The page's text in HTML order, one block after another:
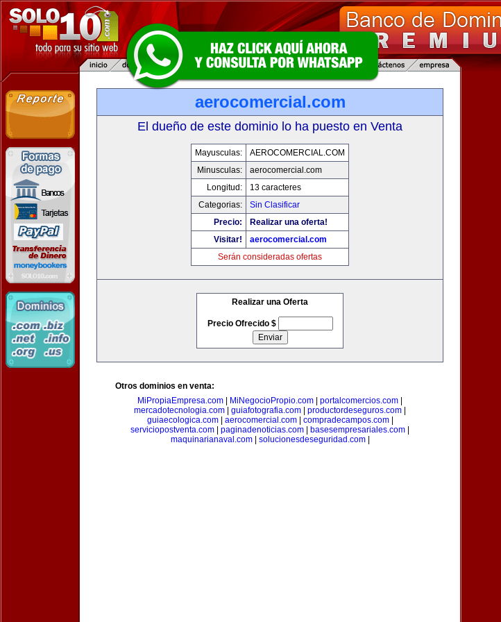
aerocomercial.com
El dueño de este dominio lo ha puesto en Venta
Mayusculas:
AEROCOMERCIAL.COM
Minusculas:
aerocomercial.com
Longitud:
13 caracteres
Categorias:
Sin Clasificar
Precio:
Realizar una oferta!
Visitar!
aerocomercial.com
Serán consideradas ofertas
Realizar una Oferta
Precio Ofrecido $
Otros dominios en venta:
MiPropiaEmpresa.com
MiNegocioPropio.com portalcomercios.com
mercadotecnologia.com
guiafotografia.com productordeseguros.com
guiaecologica.com| aerocomercial.com| compradecampos.com|
serviciopostventa.com
paginadenoticias.com basesempresariales.com
maquinarianaval.com| solucionesdeseguridad.com|